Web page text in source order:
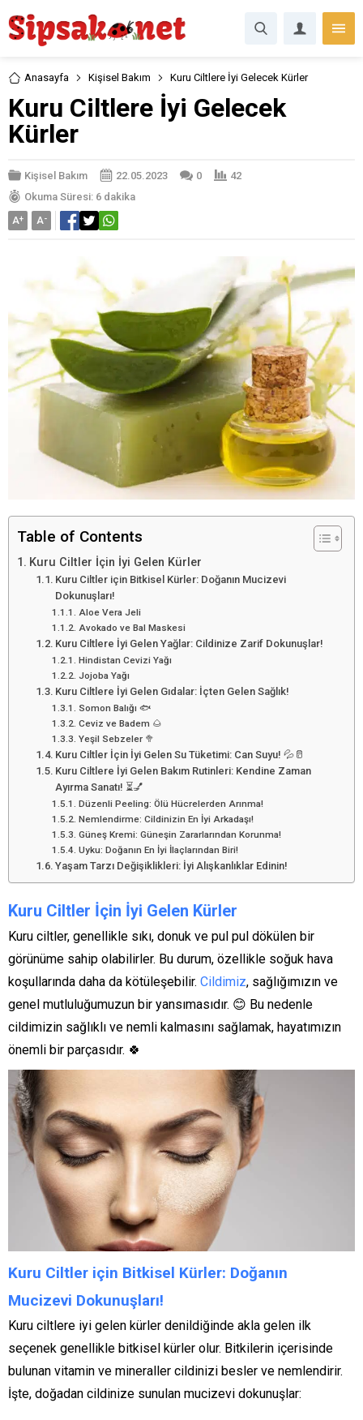
Anasayfa Kişisel Bakım Kuru Ciltlere İyi Gelecek Kürler
Kuru Ciltlere İyi Gelecek
Kürler
Kişisel Bakım 22.05.2023 0
42
Okuma Süresi: 6 dakika
A+ A-
Table of Contents
Kuru Ciltler İçin İyi Gelen Kürler
Kuru Ciltler için Bitkisel Kürler: Doğanın Mucizevi
Dokunuşları!
Aloe Vera Jeli
Avokado ve Bal Maskesi
Kuru Ciltlere İyi Gelen Yağlar: Cildinize Zarif Dokunuşlar!
Hindistan Cevizi Yağı
Jojoba Yağı
Kuru Ciltlere İyi Gelen Gıdalar: İçten Gelen Sağlık!
Somon Balığı 🐟
Ceviz ve Badem 🌰
Yeşil Sebzeler 🥦
Kuru Ciltler İçin İyi Gelen Su Tüketimi: Can Suyu! 💦🥛
Kuru Ciltlere İyi Gelen Bakım Rutinleri: Kendine Zaman
Ayırma Sanatı! ⏳💅
Düzenli Peeling: Ölü Hücrelerden Arınma!
Nemlendirme: Cildinizin En İyi Arkadaşı!
Güneş Kremi: Güneşin Zararlarından Korunma!
Uyku: Doğanın En İyi İlaçlarından Biri!
Yaşam Tarzı Değişiklikleri: İyi Alışkanlıklar Edinin!
Kuru Ciltler İçin İyi Gelen Kürler
Kuru ciltler, genellikle sıkı, donuk ve pul pul dökülen bir
görünüme sahip olabilirler. Bu durum, özellikle soğuk hava
koşullarında daha da kötüleşebilir. Cildimiz, sağlığımızın ve
genel mutluluğumuzun bir yansımasıdır. 😊 Bu nedenle
cildimizin sağlıklı ve nemli kalmasını sağlamak, hayatımızın
önemli bir parçasıdır. 🍀
Kuru Ciltler için Bitkisel Kürler: Doğanın
Mucizevi Dokunuşları!
Kuru ciltlere iyi gelen kürler denildiğinde akla gelen ilk
seçenek genellikle bitkisel kürler olur. Bitkilerin içerisinde
bulunan vitamin ve mineraller cildinizi besler ve nemlendirir.
İşte, doğadan cildinize sunulan mucizevi dokunuşlar: